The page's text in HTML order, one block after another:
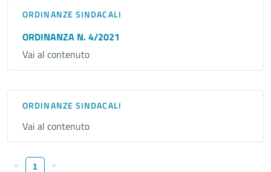
ORDINANZE SINDACALI
ORDINANZA N. 4/2021
Vai al contenuto
ORDINANZE SINDACALI
Vai al contenuto
« 1 »